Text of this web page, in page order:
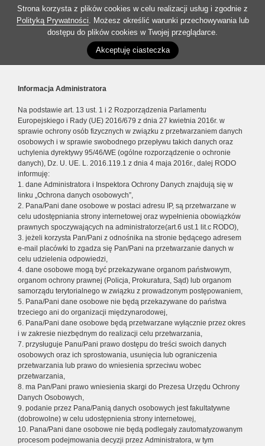
Strona korzysta z plików cookies w celu realizacji usług i zgodnie z
Polityką Prywatności. Możesz określić warunki przechowywania lub
dostępu do plików cookies w Twojej przeglądarce.
Akceptuję ciasteczka
Informacja Administratora
Na podstawie art. 13 ust. 1 i 2 Rozporządzenia Parlamentu
Europejskiego i Rady (UE) 2016/679 z dnia 27 kwietnia 2016r. w
sprawie ochrony osób fizycznych w związku z przetwarzaniem danych
osobowych i w sprawie swobodnego przepływu takich danych oraz
uchylenia dyrektywy 95/46/WE (ogólne rozporządzenie o ochronie
danych), Dz. U. UE. L. 2016.119.1 z dnia 4 maja 2016r., dalej RODO
informuję:
1. dane Administratora i Inspektora Ochrony Danych znajdują się w
linku „Ochrona danych osobowych”,
2. Pana/Pani dane osobowe w postaci adresu IP, są przetwarzane w
celu udostępniania strony internetowej oraz wypełnienia obowiązków
prawnych spoczywających na administratorze(art.6 ust.1 lit.c RODO),
3. jeżeli korzysta Pan/Pani z odnośnika na stronie będącego adresem
e-mail placówki to zgadza się Pan/Pani na przetwarzanie danych w
celu udzielenia odpowiedzi,
4. dane osobowe mogą być przekazywane organom państwowym,
organom ochrony prawnej (Policja, Prokuratura, Sąd) lub organom
samorządu terytorialnego w związku z prowadzonym postępowaniem,
5. Pana/Pani dane osobowe nie będą przekazywane do państwa
trzeciego ani do organizacji międzynarodowej,
6. Pana/Pani dane osobowe będą przetwarzane wyłącznie przez okres
i w zakresie niezbędnym do realizacji celu przetwarzania,
7. przysługuje Panu/Pani prawo dostępu do treści swoich danych
osobowych oraz ich sprostowania, usunięcia lub ograniczenia
przetwarzania lub prawo do wniesienia sprzeciwu wobec
przetwarzania,
8. ma Pan/Pani prawo wniesienia skargi do Prezesa Urzędu Ochrony
Danych Osobowych,
9. podanie przez Pana/Panią danych osobowych jest fakultatywne
(dobrowolne) w celu udostępnienia strony internetowej,
10. Pana/Pani dane osobowe nie będą podlegały zautomatyzowanym
procesom podejmowania decyzji przez Administratora, w tym